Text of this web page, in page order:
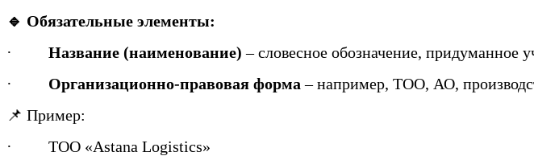
🔹 Обязательные элементы:
· Название (наименование) – словесное обозначение, придуманное
· Организационно-правовая форма – например, ТОО, АО,
📌 Пример:
· ТОО «Astana Logistics»